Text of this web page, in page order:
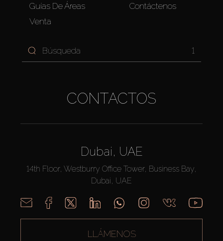
Guías De Áreas
Venta
Contáctenos
1
CONTACTOS
Dubai, UAE
14th Floor, Westburry Office Tower, Business Bay,
Dubai, UAE
LLÁMENOS